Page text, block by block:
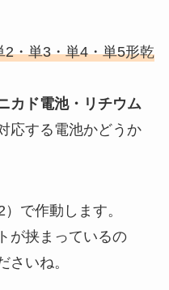
・単3・単4・単5形乾
カド電池・リチウム
応する電池かどうか
で作動します。
が挟まっているの
さいね。